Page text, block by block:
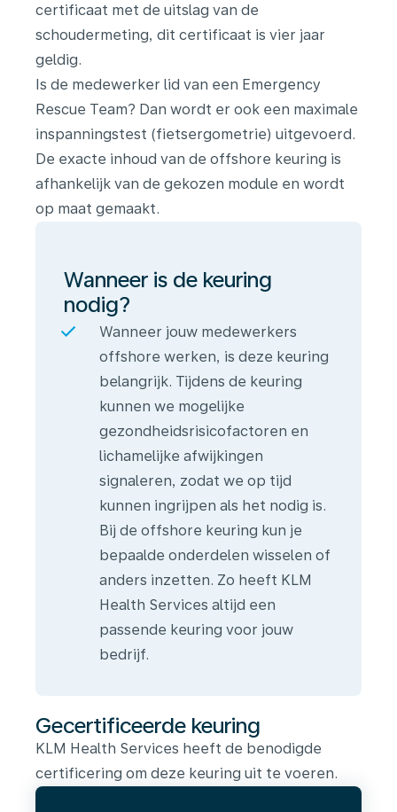
certificaat met de uitslag van de
schoudermeting, dit certificaat is vier jaar
geldig.
Is de medewerker lid van een Emergency
Rescue Team? Dan wordt er ook een maximale
inspanningstest (fietsergometrie) uitgevoerd.
De exacte inhoud van de offshore keuring is
afhankelijk van de gekozen module en wordt
op maat gemaakt.
Wanneer is de keuring
nodig?
Wanneer jouw medewerkers
offshore werken, is deze keuring
belangrijk. Tijdens de keuring
kunnen we mogelijke
gezondheidsrisicofactoren en
lichamelijke afwijkingen
signaleren, zodat we op tijd
kunnen ingrijpen als het nodig is.
Bij de offshore keuring kun je
bepaalde onderdelen wisselen of
anders inzetten. Zo heeft KLM
Health Services altijd een
passende keuring voor jouw
bedrijf.
Gecertificeerde keuring
KLM Health Services heeft de benodigde
certificering om deze keuring uit te voeren.